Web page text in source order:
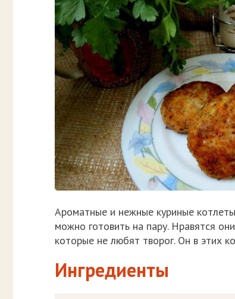
Ароматные и нежные куриные
можно готовить на пару. Нравятся
которые не любят творог. Он в этих
Ингредиенты